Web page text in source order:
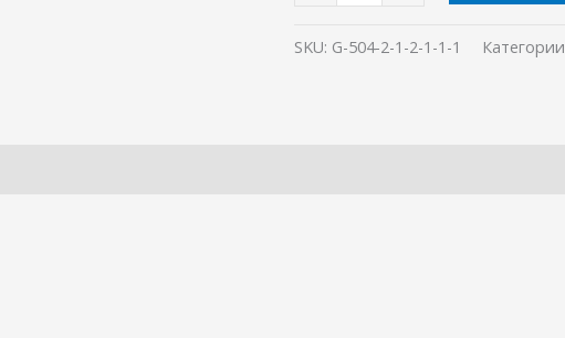
SKU: G-504-2-1-2-1-1-1 Категории